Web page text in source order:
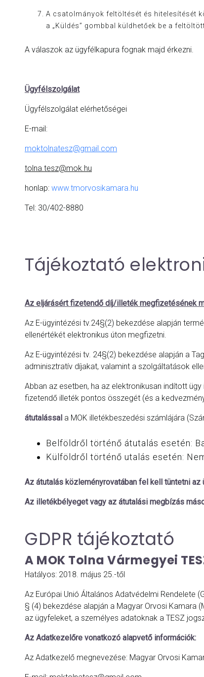
A csatolmányok feltöltését és hitelesítését
a „Küldés” gombbal küldhetőek be a
A válaszok az ügyfélkapura fognak majd érkezni.
Ügyfélszolgálat
Ügyfélszolgálat elérhetőségei
E-mail:
moktolnatesz@gmail.com
tolna.tesz@mok.hu
honlap: www.tmorvosikamara.hu
Tel: 30/402-8880
Tájékoztató
Az eljárásért fizetendő díj/illeték megfizetésének
Az E-ügyintézési tv.24§(2) bekezdése alapján
ellenértékét elektronikus úton megfizetni.
Az E-ügyintézési tv. 24§(2) bekezdése alapján a
adminisztratív díjakat, valamint a szolgáltatások
Abban az esetben, ha az elektronikusan indított
fizetendő illeték pontos összegét (és a
átutalással a MOK illetékbeszedési számlájára
Belföldről történő átutalás esetén:
Külföldről történő utalás esetén:
Az átutalás közleményrovatában fel kell tüntetni
Az illetékbélyeget vagy az átutalási megbízás
GDPR tájékoztató
A MOK Tolna Vármegyei
Hatályos: 2018. május 25.-től
Az Európai Unió Általános Adatvédelmi Rendelete
§ (4) bekezdése alapján a Magyar Orvosi Kamara
az ügyfeleket, a személyes adatoknak a TESZ
Az Adatkezelőre vonatkozó alapvető információk:
Az Adatkezelő megnevezése: Magyar Orvosi